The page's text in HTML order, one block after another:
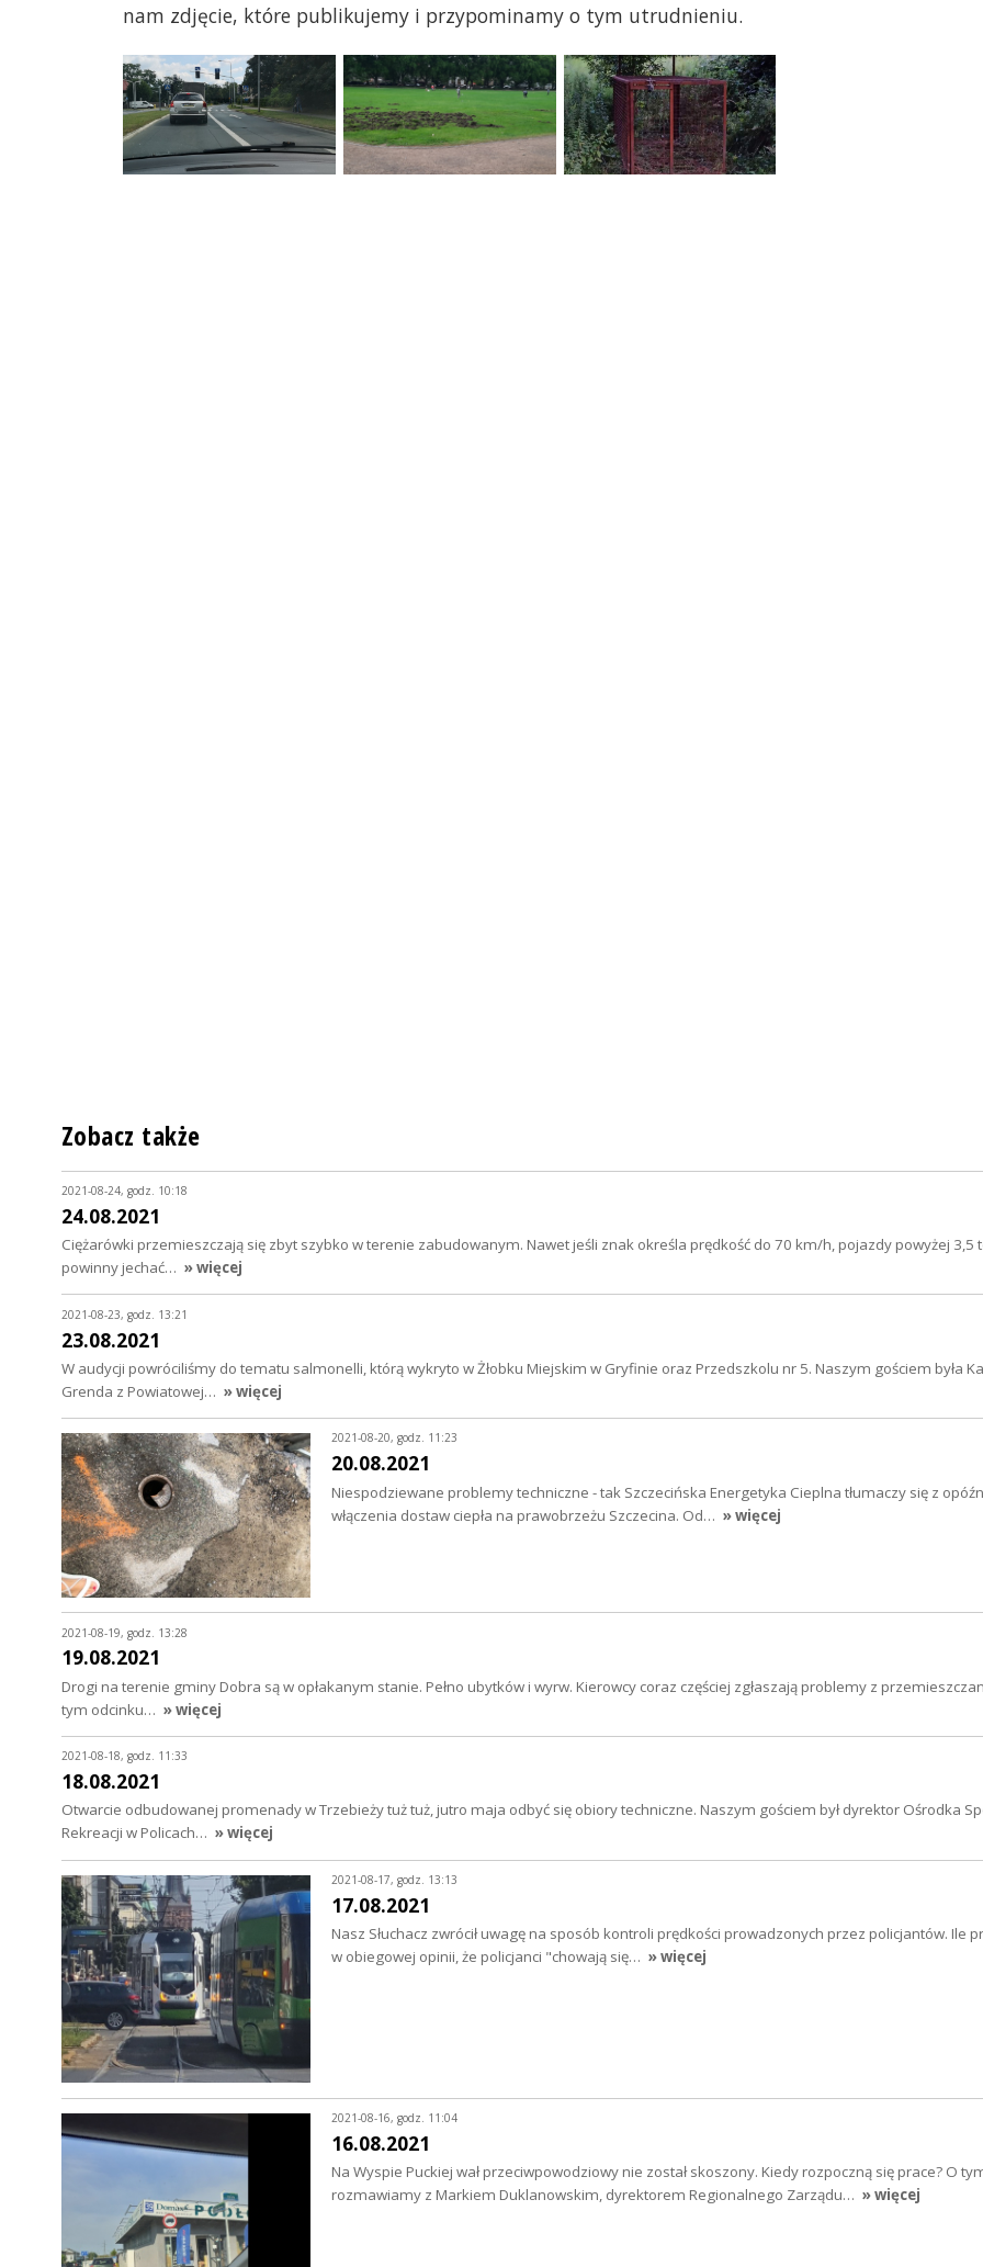
nam zdjęcie, które publikujemy i przypominamy o tym utrudnieniu.
Zobacz także
2021-08-24, godz. 10:18
24.08.2021
Ciężarówki przemieszczają się zbyt szybko w terenie zabudowanym. Nawet jeśli znak określa prędkość do 70 km/h, pojazdy powyżej 3,5
powinny jechać… » więcej
2021-08-23, godz. 13:21
23.08.2021
W audycji powróciliśmy do tematu salmonelli, którą wykryto w Żłobku Miejskim w Gryfinie oraz Przedszkolu nr 5. Naszym gościem była
Grenda z Powiatowej… » więcej
2021-08-20, godz. 11:23
20.08.2021
Niespodziewane problemy techniczne - tak Szczecińska Energetyka Cieplna tłumaczy się z
włączenia dostaw ciepła na prawobrzeżu Szczecina. Od… » więcej
2021-08-19, godz. 13:28
19.08.2021
Drogi na terenie gminy Dobra są w opłakanym stanie. Pełno ubytków i wyrw. Kierowcy coraz częściej zgłaszają problemy z
tym odcinku… » więcej
2021-08-18, godz. 11:33
18.08.2021
Otwarcie odbudowanej promenady w Trzebieży tuż tuż, jutro maja odbyć się obiory techniczne. Naszym gościem był dyrektor Ośrodka
Rekreacji w Policach… » więcej
2021-08-17, godz. 13:13
17.08.2021
Nasz Słuchacz zwrócił uwagę na sposób kontroli prędkości prowadzonych przez policjantów. Ile
w obiegowej opinii, że policjanci "chowają się… » więcej
2021-08-16, godz. 11:04
16.08.2021
Na Wyspie Puckiej wał przeciwpowodziowy nie został skoszony. Kiedy rozpoczną się prace? O
rozmawiamy z Markiem Duklanowskim, dyrektorem Regionalnego Zarządu… » więcej